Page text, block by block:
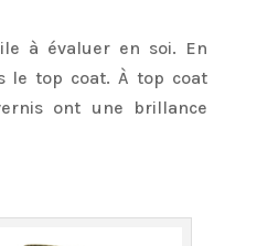
à évaluer en soi. En
le top coat. À top coat
ont une brillance